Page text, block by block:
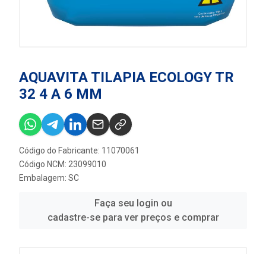
AQUAVITA TILAPIA ECOLOGY TR
32 4 A 6 MM
Código do Fabricante: 11070061
Código NCM: 23099010
Embalagem: SC
Faça seu login ou
cadastre-se para ver preços e comprar